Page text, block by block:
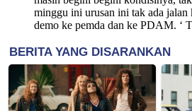
minggu ini urusan ini tak ada jalan
demo ke pemda dan ke PDAM. ‘